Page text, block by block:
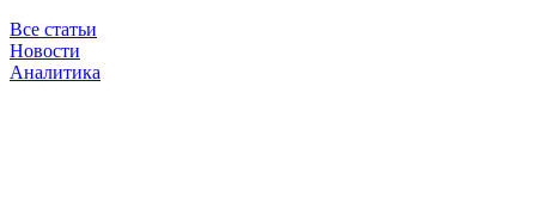
Все статьи
Новости
Аналитика